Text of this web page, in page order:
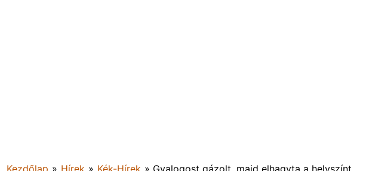
Kezdőlap » Hírek » Kék-Hírek » Gyalogost gázolt, majd elhagyta a helyszínt